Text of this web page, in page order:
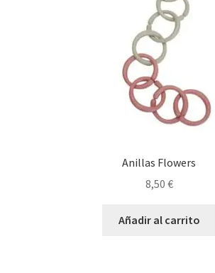
Anillas Flowers
8,50 €
Añadir al carrito